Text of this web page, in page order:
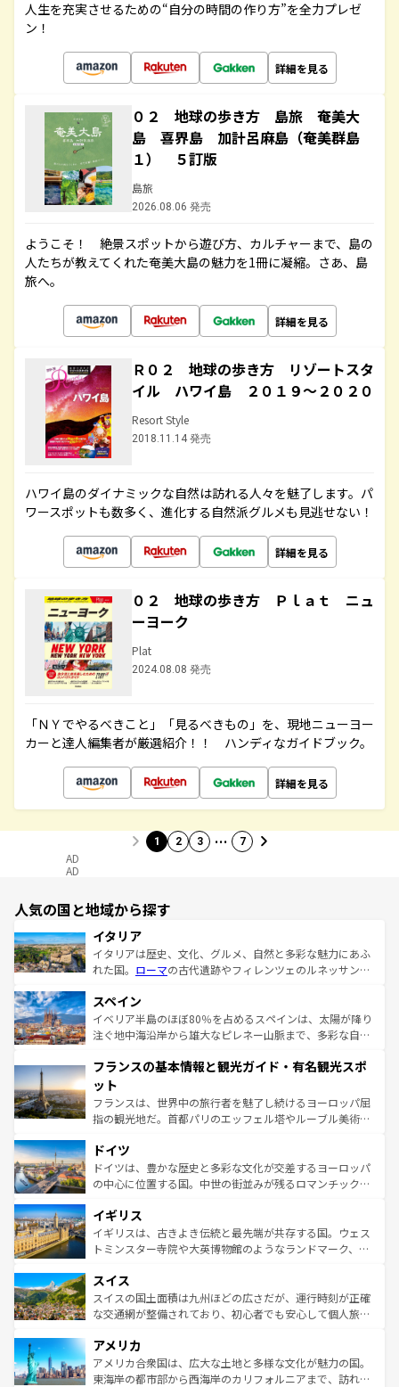
人生を充実させるための“自分の時間の作り方”を全力プレゼ
ン！
詳細を見る
０２ 地球の歩き方 島旅 奄美大
島 喜界島 加計呂麻島（奄美群島
１） ５訂版
島旅
2026.08.06 発売
ようこそ！ 絶景スポットから遊び方、カルチャーまで、島の
人たちが教えてくれた奄美大島の魅力を1冊に凝縮。さあ、島
旅へ。
詳細を見る
Ｒ０２ 地球の歩き方 リゾートスタ
イル ハワイ島 ２０１９～２０２０
Resort Style
2018.11.14 発売
ハワイ島のダイナミックな自然は訪れる人々を魅了します。パ
ワースポットも数多く、進化する自然派グルメも見逃せない！
詳細を見る
０２ 地球の歩き方 Ｐｌａｔ ニュ
ーヨーク
Plat
2024.08.08 発売
「ＮＹでやるべきこと」「見るべきもの」を、現地ニューヨー
カーと達人編集者が厳選紹介！！ ハンディなガイドブック。
詳細を見る
1 2 3 … 7
AD
AD
人気の国と地域から探す
イタリア
イタリアは歴史、文化、グルメ、自然と多彩な魅力にあふ
れた国。 ローマの古代遺跡やフィレンツェのルネッサンス
ろん、トスカーナの美しい田園風景やアマルフィ海岸の絶
景など、自然景観も見逃せない。観光の合間には、本場の
ピザやパスタなど、絶品のイタリア料理を堪能することも
ませてくれるイタリアで、忘れられない旅をしてみよう！
なお、新着のイタリア情報は
しい。
スペイン
イベリア半島のほぼ80％を占めるスペインは、太陽が降り
注ぐ地中海沿岸から雄大なピレネー山脈まで、多彩な自然
文化が根付くこの国では、情熱的なフラメンコ、熱気あふ
れる闘牛、そして美味しいタパスが生活の一部となってい
る。首都マドリードの洗練された雰囲気や、バルセロナの
アートに溢れた街角から、地方では古代ローマ遺跡や中世
せる。地方によって風土や気候が異なるスペインはその個
性で訪れる人を魅了する。 なお、新着のスペイン情報は コ
ンテンツ一覧を参照してほしい。
フランスの基本情報と観光ガイド・有名観光スポ
ット
フランスは、世界中の旅行者を魅了し続けるヨーロッパ屈
指の観光地だ。首都パリのエッフェル塔やルーブル美術館
で、幅広い魅力が詰まっている。華麗な宮殿、歴史的な大
聖堂、美しいビーチ、そして豊かな自然が、訪れる者を心
から魅了する。また、フランスは美食の国としても知ら
いる。シャンパンの発祥地であるランス、プロヴァンスの
香り高いラベンダー畑など、多彩な楽しみ方が可能だ。さ
らに、パリ以外の地域にも魅力が溢れており、どの街角に
れる地方に足を運ぶとそれぞれで全く異なる文化を体験で
きるだろう。 なお、新着のフランス情報はコンテンツ一覧
を参照してほしい。
ドイツ
ドイツは、豊かな歴史と多彩な文化が交差するヨーロッパ
の中心に位置する国。中世の街並みが残るロマンチック街
顔を持つこの国は、どこを歩いても飽きることがない。ベ
ルリンの文化的活気、バイエルン州のアルプスの絶景、そ
してライン川沿いのワイン畑といった風景は必見。ビール
は、お酒好きな人にはぜひ体験してほしい。 なお、新着の
ドイツ情報はコンテンツ一覧を参照してほしい。
イギリス
イギリスは、古きよき伝統と最先端が共存する国。ウェス
トミンスター寺院や大英博物館のようなランドマーク、歴
リアごとに異なる魅力がある。また、優雅なアフタヌーン
ティー、ビール好きにはたまらない英国パブ、サッカー観
戦など、本場だからこそできる体験も豊富。イギリスを旅
ンツ一覧を参照してほしい。
スイス
スイスの国土面積は九州ほどの広さだが、運行時刻が正確
な交通網が整備されており、初心者でも安心して個人旅行
の建物がそのまま残る町や、スイスならではのユニークな
博物館もあり、アルプス観光だけでなく町歩きも満喫する
ことができる。国民の所得が高いため物価も高いが、旅行
アメリカ
アメリカ合衆国は、広大な土地と多様な文化が魅力の国。
東海岸の都市部から西海岸のカリフォルニアまで、訪れる